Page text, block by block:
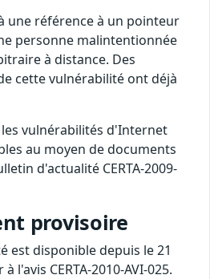
une référence à un pointeur
personne malintentionnée
à distance. Des
cette vulnérabilité ont déjà
les vulnérabilités d'Internet
au moyen de documents
d'actualité CERTA-2009-
provisoire
est disponible depuis le 21
l'avis CERTA-2010-AVI-025.